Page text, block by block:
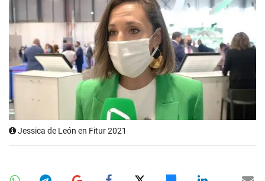
Jessica de León en Fitur 2021